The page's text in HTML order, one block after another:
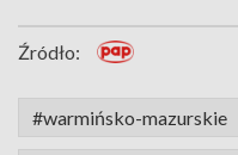
Źródło:
#warmińsko-mazurskie